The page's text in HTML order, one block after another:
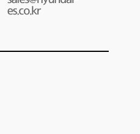
es.co.kr